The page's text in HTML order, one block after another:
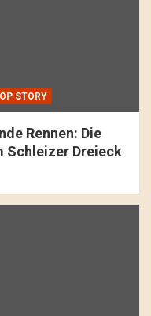
STORY
Rennen: Die
Schleizer Dreieck